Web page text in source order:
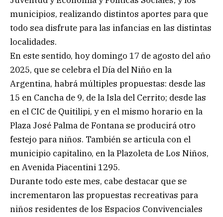
municipios, realizando distintos aportes para que
todo sea disfrute para las infancias en las distintas
localidades.
En este sentido, hoy domingo 17 de agosto del año
2025, que se celebra el Día del Niño en la
Argentina, habrá múltiples propuestas: desde las
15 en Cancha de 9, de la Isla del Cerrito; desde las
en el CIC de Quitilipi, y en el mismo horario en la
Plaza José Palma de Fontana se producirá otro
festejo para niños. También se articula con el
municipio capitalino, en la Plazoleta de Los Niños,
en Avenida Piacentini 1295.
Durante todo este mes, cabe destacar que se
incrementaron las propuestas recreativas para
niños residentes de los Espacios Convivenciales